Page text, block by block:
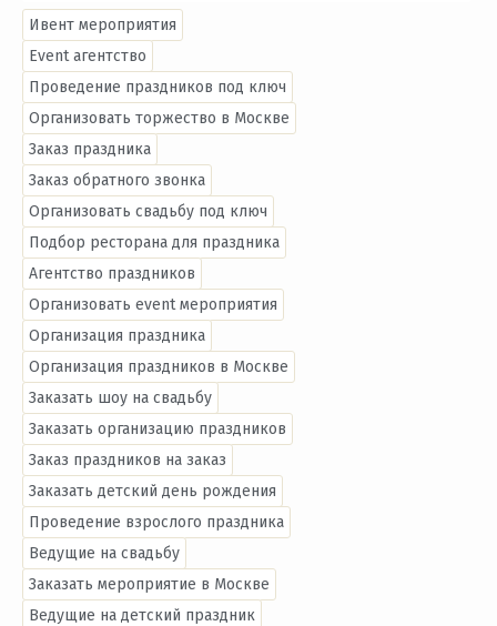
Ивент мероприятия
Event агентство
Проведение праздников под ключ
Организовать торжество в Москве
Заказ праздника
Заказ обратного звонка
Организовать свадьбу под ключ
Подбор ресторана для праздника
Агентство праздников
Организовать event мероприятия
Организация праздника
Организация праздников в Москве
Заказать шоу на свадьбу
Заказать организацию праздников
Заказ праздников на заказ
Заказать детский день рождения
Проведение взрослого праздника
Ведущие на свадьбу
Заказать мероприятие в Москве
Ведущие на детский праздник